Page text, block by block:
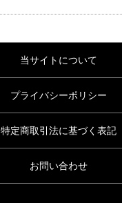
当サイトについて
プライバシーポリシー
特定商取引法に基づく表記
お問い合わせ